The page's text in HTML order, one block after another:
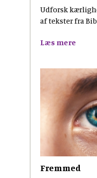
Udforsk
af tekster fra
Læs mere
Fremmed